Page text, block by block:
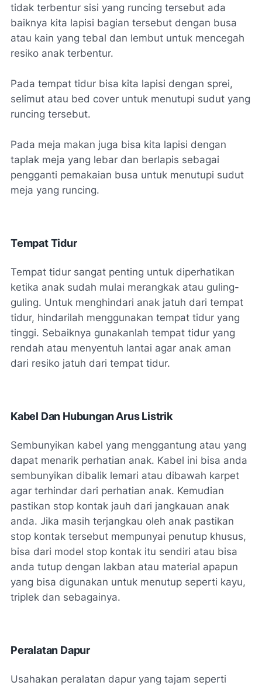
tidak terbentur sisi yang runcing tersebut ada
baiknya kita lapisi bagian tersebut dengan busa
atau kain yang tebal dan lembut untuk mencegah
resiko anak terbentur.
Pada tempat tidur bisa kita lapisi dengan sprei,
selimut atau bed cover untuk menutupi sudut yang
runcing tersebut.
Pada meja makan juga bisa kita lapisi dengan
taplak meja yang lebar dan berlapis sebagai
pengganti pemakaian busa untuk menutupi sudut
meja yang runcing.
Tempat Tidur
Tempat tidur sangat penting untuk diperhatikan
ketika anak sudah mulai merangkak atau guling-
guling. Untuk menghindari anak jatuh dari tempat
tidur, hindarilah menggunakan tempat tidur yang
tinggi. Sebaiknya gunakanlah tempat tidur yang
rendah atau menyentuh lantai agar anak aman
dari resiko jatuh dari tempat tidur.
Kabel Dan Hubungan Arus Listrik
Sembunyikan kabel yang menggantung atau yang
dapat menarik perhatian anak. Kabel ini bisa anda
sembunyikan dibalik lemari atau dibawah karpet
agar terhindar dari perhatian anak. Kemudian
pastikan stop kontak jauh dari jangkauan anak
anda. Jika masih terjangkau oleh anak pastikan
stop kontak tersebut mempunyai penutup khusus,
bisa dari model stop kontak itu sendiri atau bisa
anda tutup dengan lakban atau material apapun
yang bisa digunakan untuk menutup seperti kayu,
triplek dan sebagainya.
Peralatan Dapur
Usahakan peralatan dapur yang tajam seperti